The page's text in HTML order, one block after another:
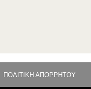
ΠΟΛΙΤΙΚΗ ΑΠΟΡΡΗΤΟΥ